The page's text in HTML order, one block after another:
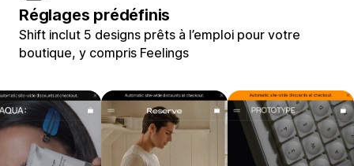
Réglages prédéfinis
Shift inclut 5 designs prêts à l’emploi pour votre
boutique, y compris Feelings